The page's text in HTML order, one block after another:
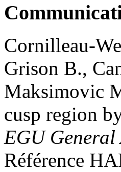
Cornilleau-
Grison B.,
Maksimovic
cusp region
EGU General
Référence